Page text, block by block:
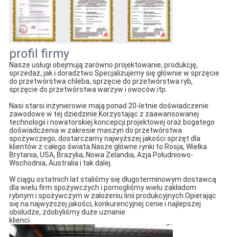
profil firmy
Nasze usługi obejmują zarówno projektowanie, produkcję,
sprzedaż, jak i doradztwo.Specjalizujemy się głównie w sprzęcie
do przetwórstwa chleba, sprzęcie do przetwórstwa ryb,
sprzęcie do przetwórstwa warzyw i owoców itp.
Nasi starsi inżynierowie mają ponad 20-letnie doświadczenie
zawodowe w tej dziedzinie.Korzystając z zaawansowanej
technologii i nowatorskiej koncepcji projektowej oraz bogatego
doświadczenia w zakresie maszyn do przetwórstwa
spożywczego, dostarczamy najwyższej jakości sprzęt dla
klientów z całego świata.Nasze główne rynki to Rosja, Wielka
Brytania, USA, Brazylia, Nowa Zelandia, Azja Południowo-
Wschodnia, Australia i tak dalej.
W ciągu ostatnich lat staliśmy się długoterminowym dostawcą
dla wielu firm spożywczych i pomogliśmy wielu zakładom
rybnym i spożywczym w założeniu linii produkcyjnych.Opierając
się na najwyższej jakości, konkurencyjnej cenie i najlepszej
obsłudze, zdobyliśmy duże uznanie
klienci.